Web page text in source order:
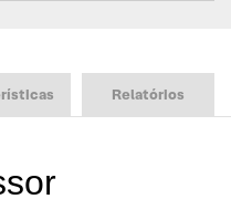
Relatórios